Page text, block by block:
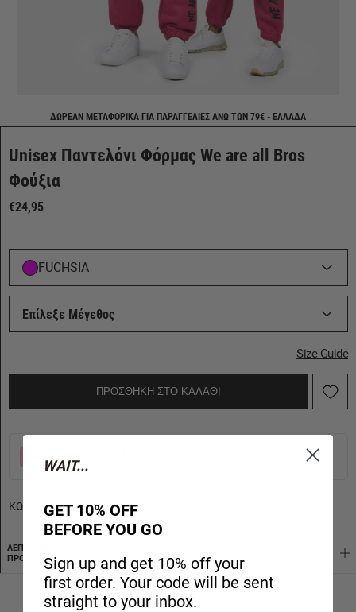
ΔΩΡΕΑΝ ΜΕΤΑΦΟΡΙΚΑ ΓΙΑ ΠΑΡΑΓΓΕΛΙΕΣ ΑΝΩ ΤΩΝ 79€ - ΕΛΛΑΔΑ
Unisex Παντελόνι Φόρμας We are all Bros
Φούξια
€24,95
FUCHSIA
Επίλεξε Μέγεθος
Size Guide
ΠΡΟΣΘΗΚΗ ΣΤΟ ΚΑΛΑΘΙ
3 δόσεις των 8,32 € με 0% επιτόκιο με την
Klarna
ΚΩΔΙΚΟΣ ΠΡΟΪΟΝΤΟΣ:MAB31WAAB-321
ΛΕΠΤΟΜΈΡΕΙΕΣ
ΠΡΟΪΌΝΤΟΣ
WAIT...
GET 10% OFF
BEFORE YOU GO
Sign up and get 10% off your
first order. Your code will be sent
straight to your inbox.